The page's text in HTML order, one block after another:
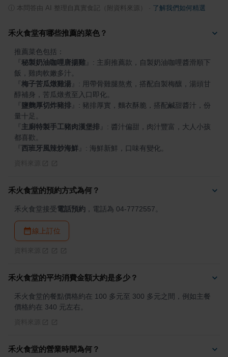
本問答由 AI 整理自真實食記（附資料來源） 了解我們如何精選
禾火食堂有哪些推薦的菜色？
秘製奶油咖哩唐揚雞
: 主廚推薦款，自製奶油咖哩醬滑順下
梅子苦瓜燉雞湯
: 用帶骨雞腿熬煮，搭配自製梅釀，湯頭甘
鹽麴厚切炸豬排
: 豬排厚實，麵衣酥脆，搭配鹹甜醬汁，份
主廚特製手工豬肉漢堡排
: 醬汁偏甜，肉汁豐富，大人小孩
西班牙風辣炒海鮮 : 海鮮新鮮，口味有變化。
禾火食堂的預約方式為何？
禾火食堂接受電話預約 ，電話為 04-7772557。
線上訂位
禾火食堂的平均消費金額大約是多少？
禾火食堂的餐點價格約在 100 多元至 300 多元之間，例如主餐
價格約在 340 元左右。
禾火食堂的營業時間為何？